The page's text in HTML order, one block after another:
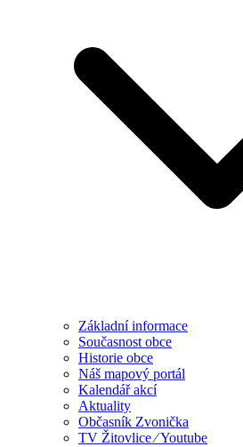
Základní informace
Současnost obce
Historie obce
Náš mapový portál
Kalendář akcí
Aktuality
Občasník Zvonička
TV Žitovlice ⁄ Youtube